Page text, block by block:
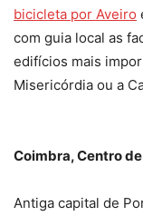
bicicleta por Aveiro
com guia local as
edifícios mais
Misericórdia ou a
Coimbra, Centro
Antiga capital de